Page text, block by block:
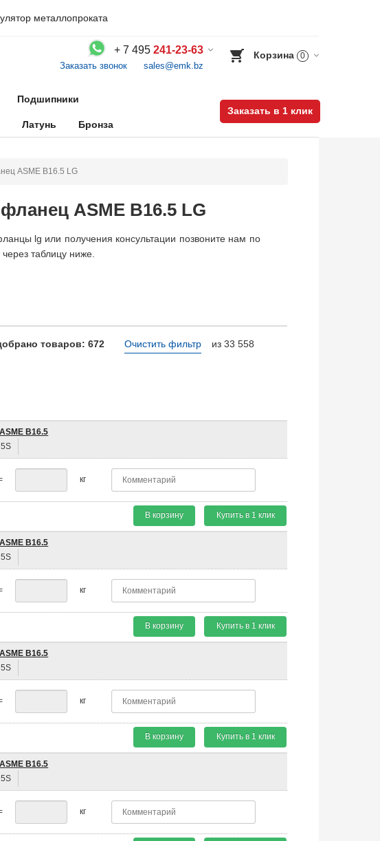
металлопроката
+ 7 495 241-23-63
Заказать звонок sales@emk.bz
Корзина 0
Подшипники
Латунь Бронза
Заказать в 1 клик
ASME B16.5 LG
ASME B16.5 LG
lg или получения консультации позвоните нам по
таблицу ниже.
товаров: 672 из 33 558
Очистить фильтр
B16.5
кг
В корзину Купить в 1 клик
B16.5
кг
В корзину Купить в 1 клик
B16.5
кг
В корзину Купить в 1 клик
B16.5
кг